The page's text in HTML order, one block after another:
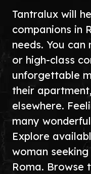
Tantralux will
companions in
needs. You
or high-class
unforgettable
their
elsewhere.
many
Explore
woman
Roma. Browse